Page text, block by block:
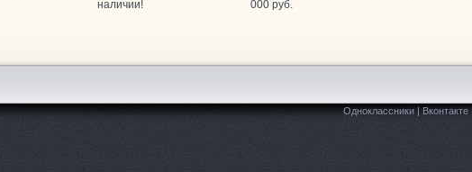
наличии!
000 руб.
Одноклассники|Вконтакте